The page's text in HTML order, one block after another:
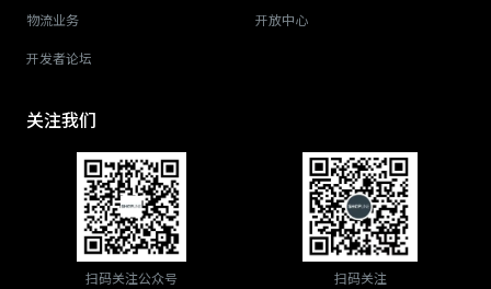
物流业务 开放中心
开发者论坛
关注我们
扫码关注公众号
扫码关注